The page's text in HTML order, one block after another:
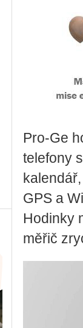
Pro-Ge
telefony
GPS a
Hodinky
měřič